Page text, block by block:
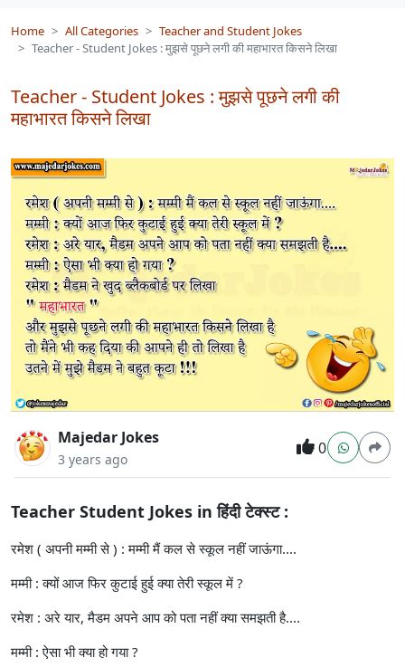
Home All Categories
Teacher and Student Jokes
Teacher - Student Jokes : मुझसे पूछने लगी की महाभारत किसने लिखा
Teacher - Student Jokes : मुझसे पूछने लगी की
महाभारत किसने लिखा
Majedar Jokes
3 years ago
0
Teacher Student Jokes in हिंदी टेक्स्ट :
रमेश ( अपनी मम्मी से ) : मम्मी मैं कल से स्कूल नहीं जाऊंगा....
मम्मी : क्यों आज फिर कुटाई हुई क्या तेरी स्कूल में ?
रमेश : अरे यार, मैडम अपने आप को पता नहीं क्या समझती है....
मम्मी : ऐसा भी क्या हो गया ?